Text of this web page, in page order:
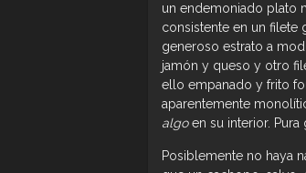
un endemoniado plato
consistente en un filete
generoso estrato a
jamón y queso y otro
ello empanado y frito
aparentemente
algoen su interior. Pura
Posiblemente no haya